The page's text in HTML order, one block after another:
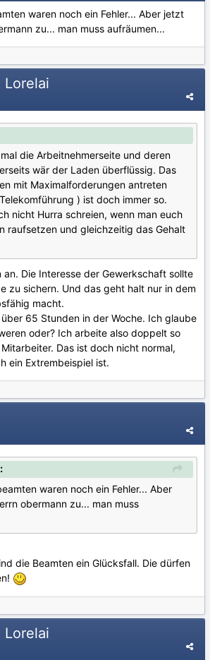
waren noch ein Fehler... Aber jetzt
zu... man muss aufräumen...
Lorelai
die Arbeitnehmerseite und deren
wär der Laden überflüssig. Das
mit Maximalforderungen antreten
) ist doch immer so.
nicht Hurra schreien, wenn man euch
raufsetzen und gleichzeitig das Gehalt
an. Die Interesse der Gewerkschaft sollte
zu sichern. Und das geht halt nur in dem
macht.
65 Stunden in der Woche. Ich glaube
oder? Ich arbeite also doppelt so
Das ist doch nicht normal,
ein Extrembeispiel ist.
waren noch ein Fehler... Aber
obermann zu... man muss
die Beamten ein Glücksfall. Die dürfen
Lorelai